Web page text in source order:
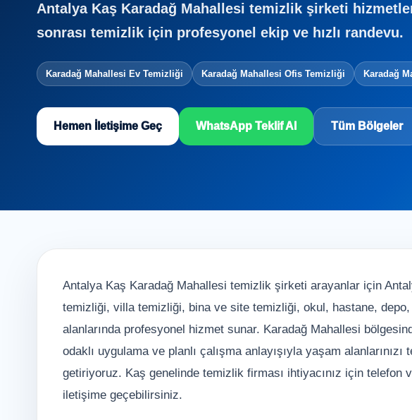
Antalya Kaş Karadağ Mahallesi temizlik şirketi
sonrası temizlik için profesyonel ekip ve hızlı randevu.
Karadağ Mahallesi Ev Temizliği Karadağ Mahallesi Ofis Temizliği Karadağ
Hemen İletişime Geç WhatsApp Teklif Al Tüm Bölgeler
Antalya Kaş Karadağ Mahallesi temizlik şirketi arayanlar için
temizliği, villa temizliği, bina ve site temizliği, okul, hastane,
alanlarında profesyonel hizmet sunar. Karadağ Mahallesi
odaklı uygulama ve planlı çalışma anlayışıyla yaşam
getiriyoruz. Kaş genelinde temizlik firması ihtiyacınız için telefon
iletişime geçebilirsiniz.